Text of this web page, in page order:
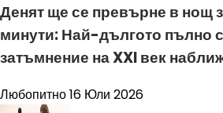
Денят ще се превърне в нощ
минути: Най-дългото пълно
затъмнение на XXI век
Любопитно16 Юли 2026